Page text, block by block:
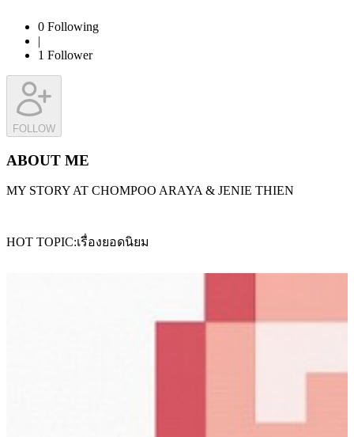
0 Following
|
1 Follower
FOLLOW
ABOUT ME
MY STORY AT CHOMPOO ARAYA & JENIE THIEN
HOT TOPIC เรื่องยอดนิยม